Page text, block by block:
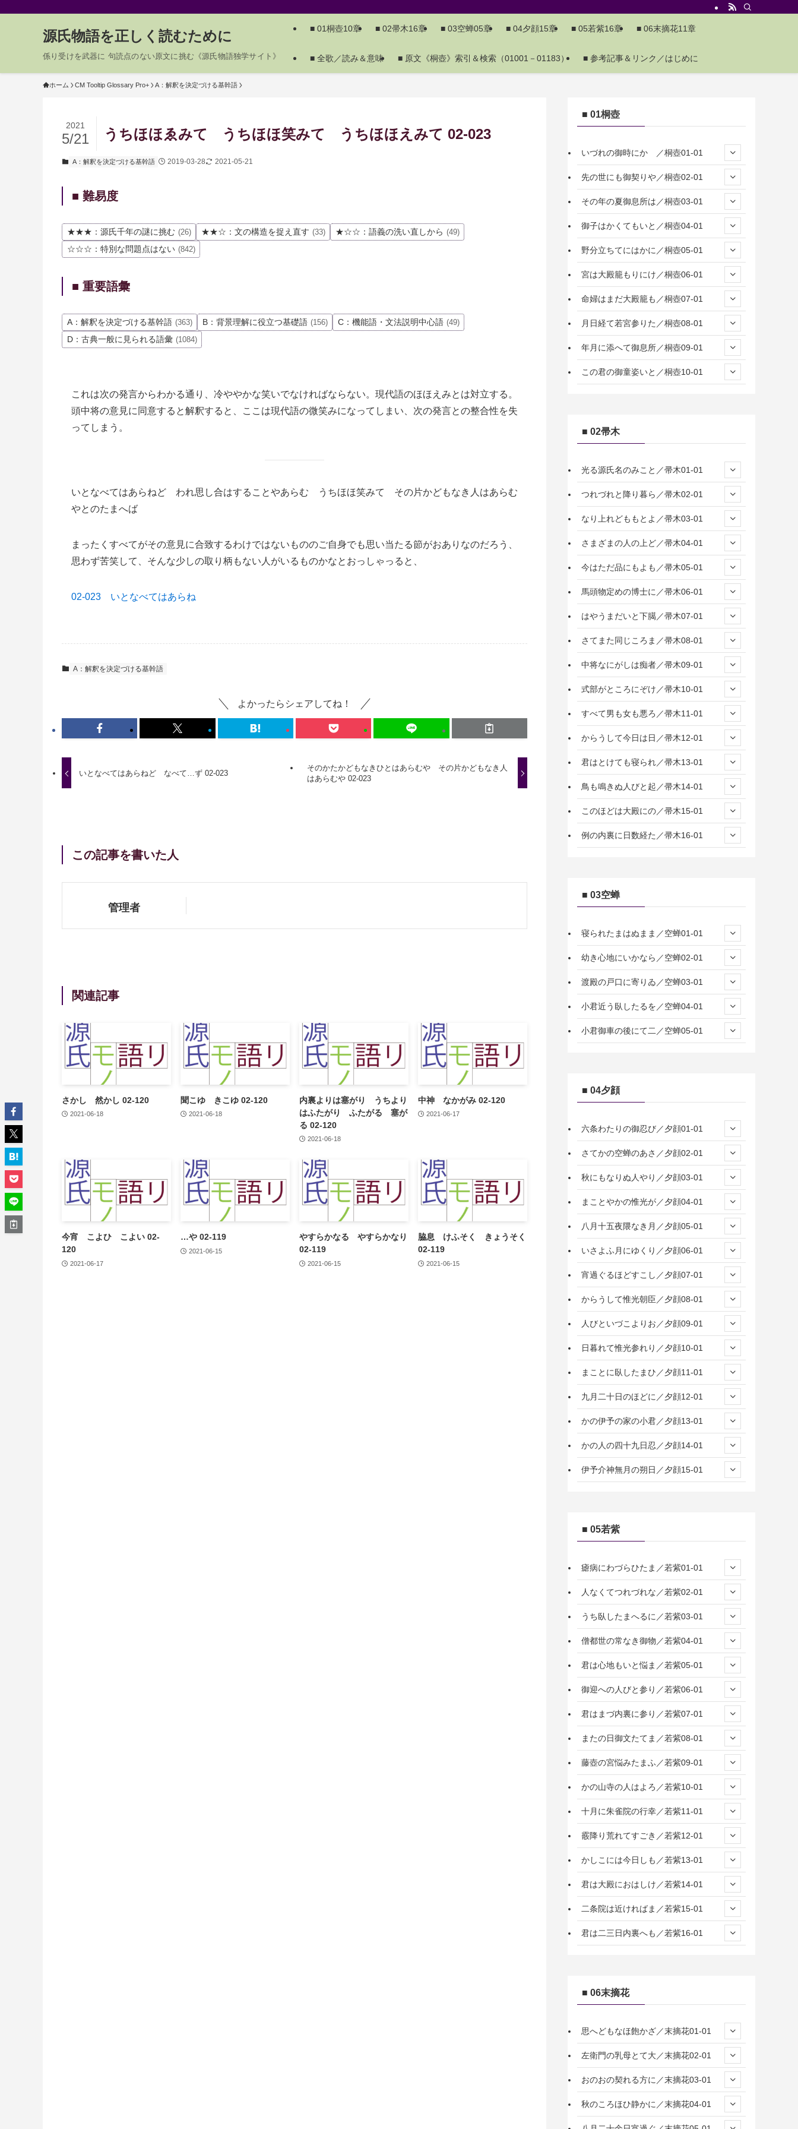
源氏物語を正しく読むために
係り受けを武器に 句読点のない原文に挑む《源氏物語独学サイト》
■ 01桐壺10章 ■ 02帚木16章 ■ 03空蝉05章 ■ 04夕顔15章 ■ 05若紫16章 ■ 06末摘花11章
■ 全歌／読み＆意味 ■ 原文《桐壺》索引＆検索（01001－01183） ■ 参考記事＆リンク／はじめに
ホーム CM Tooltip Glossary Pro+ A：解釈を決定づける基幹語
うちほほゑみて うちほほ笑みて うちほほえみて 02-023
2021
5/21
A：解釈を決定づける基幹語 2019-03-28 2021-05-21
■ 難易度
★★★：源氏千年の謎に挑む (26) ★★☆：文の構造を捉え直す (33) ★☆☆：語義の洗い直しから (49)
☆☆☆：特別な問題点はない (842)
■ 重要語彙
A：解釈を決定づける基幹語 (363) B：背景理解に役立つ基礎語 (156) C：機能語・文法説明中心語 (49)
D：古典一般に見られる語彙 (1084)
これは次の発言からわかる通り、冷ややかな笑いでなければならない。現代語のほほえみとは対立する。
頭中将の意見に同意すると解釈すると、ここは現代語の微笑みになってしまい、次の発言との整合性を失
ってしまう。
いとなべてはあらねど われ思し合はすることやあらむ うちほほ笑みて その片かどもなき人はあらむ
やとのたまへば
まったくすべてがその意見に合致するわけではないもののご自身でも思い当たる節がおありなのだろう、
思わず苦笑して、そんな少しの取り柄もない人がいるものかなとおっしゃっると、
02-023 いとなべてはあらね
A：解釈を決定づける基幹語
よかったらシェアしてね！
いとなべてはあらねど なべて…ず 02-023
そのかたかどもなきひとはあらむや その片かどもなき人
はあらむや 02-023
この記事を書いた人
管理者
関連記事
さかし 然かし 02-120
2021-06-18
聞こゆ きこゆ 02-120
2021-06-18
内裏よりは塞がり うちより
はふたがり ふたがる 塞が
る 02-120
2021-06-18
中神 なかがみ 02-120
2021-06-17
今宵 こよひ こよい 02-
120
2021-06-17
…や 02-119
2021-06-15
やすらかなる やすらかなり
02-119
2021-06-15
脇息 けふそく きょうそく
02-119
2021-06-15
■ 01桐壺
いづれの御時にか ／桐壺01-01
先の世にも御契りや／桐壺02-01
その年の夏御息所は／桐壺03-01
御子はかくてもいと／桐壺04-01
野分立ちてにはかに／桐壺05-01
宮は大殿籠もりにけ／桐壺06-01
命婦はまだ大殿籠も／桐壺07-01
月日経て若宮参りた／桐壺08-01
年月に添へて御息所／桐壺09-01
この君の御童姿いと／桐壺10-01
■ 02帚木
光る源氏名のみこと／帚木01-01
つれづれと降り暮ら／帚木02-01
なり上れどももとよ／帚木03-01
さまざまの人の上ど／帚木04-01
今はただ品にもよも／帚木05-01
馬頭物定めの博士に／帚木06-01
はやうまだいと下臈／帚木07-01
さてまた同じころま／帚木08-01
中将なにがしは痴者／帚木09-01
式部がところにぞけ／帚木10-01
すべて男も女も悪ろ／帚木11-01
からうして今日は日／帚木12-01
君はとけても寝られ／帚木13-01
鳥も鳴きぬ人びと起／帚木14-01
このほどは大殿にの／帚木15-01
例の内裏に日数経た／帚木16-01
■ 03空蝉
寝られたまはぬまま／空蝉01-01
幼き心地にいかなら／空蝉02-01
渡殿の戸口に寄りゐ／空蝉03-01
小君近う臥したるを／空蝉04-01
小君御車の後にて二／空蝉05-01
■ 04夕顔
六条わたりの御忍び／夕顔01-01
さてかの空蝉のあさ／夕顔02-01
秋にもなりぬ人やり／夕顔03-01
まことやかの惟光が／夕顔04-01
八月十五夜隈なき月／夕顔05-01
いさよふ月にゆくり／夕顔06-01
宵過ぐるほどすこし／夕顔07-01
からうして惟光朝臣／夕顔08-01
人びといづこよりお／夕顔09-01
日暮れて惟光参れり／夕顔10-01
まことに臥したまひ／夕顔11-01
九月二十日のほどに／夕顔12-01
かの伊予の家の小君／夕顔13-01
かの人の四十九日忍／夕顔14-01
伊予介神無月の朔日／夕顔15-01
■ 05若紫
瘧病にわづらひたま／若紫01-01
人なくてつれづれな／若紫02-01
うち臥したまへるに／若紫03-01
僧都世の常なき御物／若紫04-01
君は心地もいと悩ま／若紫05-01
御迎への人びと参り／若紫06-01
君はまづ内裏に参り／若紫07-01
またの日御文たてま／若紫08-01
藤壺の宮悩みたまふ／若紫09-01
かの山寺の人はよろ／若紫10-01
十月に朱雀院の行幸／若紫11-01
霰降り荒れてすごき／若紫12-01
かしこには今日しも／若紫13-01
君は大殿におはしけ／若紫14-01
二条院は近ければま／若紫15-01
君は二三日内裏へも／若紫16-01
■ 06末摘花
思へどもなほ飽かざ／末摘花01-01
左衛門の乳母とて大／末摘花02-01
おのおの契れる方に／末摘花03-01
秋のころほひ静かに／末摘花04-01